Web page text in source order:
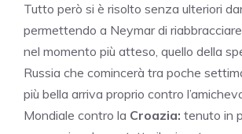
Tutto però si è risolto senza ulteriori
permettendo a Neymar di
nel momento più atteso, quello della
Russia che comincerà tra poche
più bella arriva proprio contro
Mondiale contro la Croazia: tenuto in